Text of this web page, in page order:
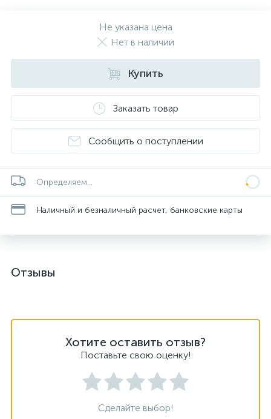
Не указана цена
Нет в наличии
Купить
Заказать товар
Сообщить о поступлении
Определяем...
Наличный и безналичный расчет, банковские карты
Отзывы
Хотите оставить отзыв?
Поставьте свою оценку!
Сделайте выбор!